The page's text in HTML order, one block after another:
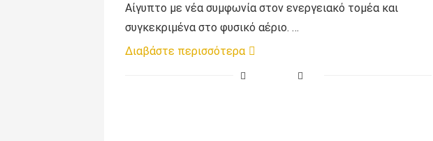
Αίγυπτο με νέα συμφωνία στον ενεργειακό τομέα και
συγκεκριμένα στο φυσικό αέριο. …
Διαβάστε περισσότερα